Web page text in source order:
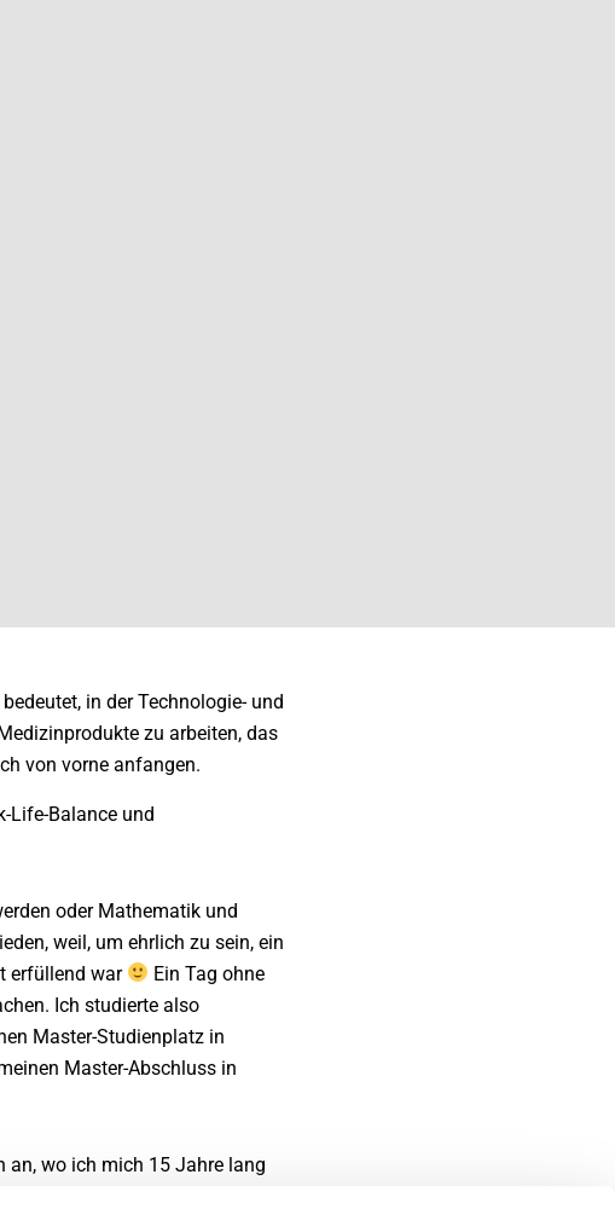
in der Technologie- und
zu arbeiten, das
von vorne anfangen.
Life-Balance und
oder Mathematik und
weil, um ehrlich zu sein, ein
erfüllend war
Ein Tag ohne
Ich studierte also
Master-Studienplatz in
Master-Abschluss in
an, wo ich mich 15 Jahre lang